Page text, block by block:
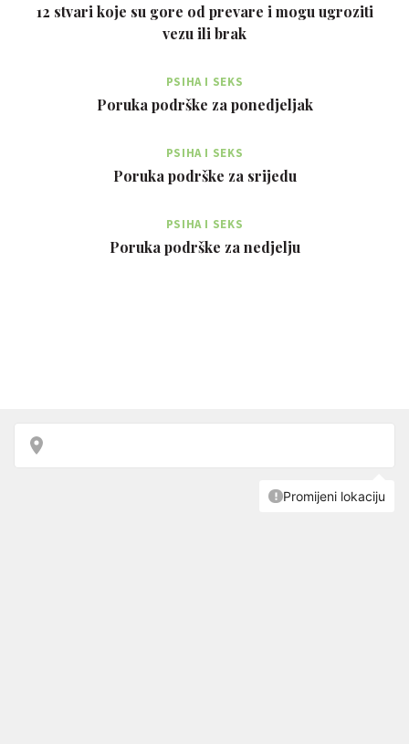
12 stvari koje su gore od prevare i mogu ugroziti
vezu ili brak
PSIHA I SEKS
Poruka podrške za ponedjeljak
PSIHA I SEKS
Poruka podrške za srijedu
PSIHA I SEKS
Poruka podrške za nedjelju